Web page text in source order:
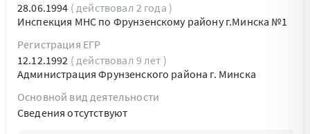
28.06.1994 ( действовал 2 года )
Инспекция МНС по Фрунзенскому району г.Минска №1
Регистрация ЕГР
12.12.1992 ( действовал 9 лет )
Администрация Фрунзенского района г. Минска
Основной вид деятельности
Cведения отсутствуют